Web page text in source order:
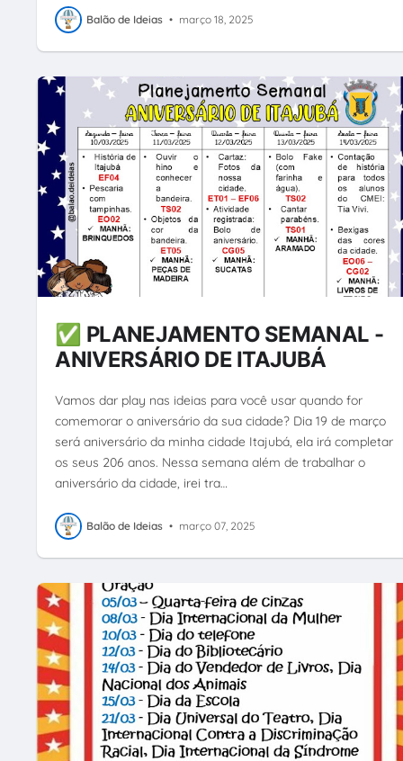
Balão de Ideias • março 18, 2025
✅ PLANEJAMENTO SEMANAL -
ANIVERSÁRIO DE ITAJUBÁ
Vamos dar play nas ideias para você usar quando for
comemorar o aniversário da sua cidade? Dia 19 de março
será aniversário da minha cidade Itajubá, ela irá completar
os seus 206 anos. Nessa semana além de trabalhar o
aniversário da cidade, irei tra…
Balão de Ideias • março 07, 2025